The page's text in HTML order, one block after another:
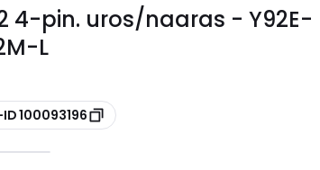
4-pin. uros/naaras - Y92E-
L
100093196